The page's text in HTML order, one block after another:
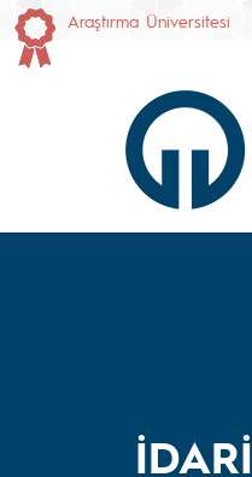
Araştırma Üniversitesi
İDARİ